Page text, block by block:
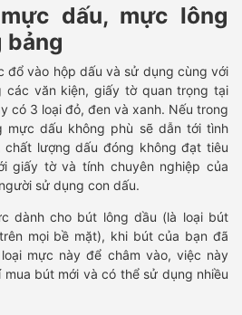
dấu, mực lông
bảng
đổ vào hộp dấu và sử dụng cùng với
các văn kiện, giấy tờ quan trọng tại
có 3 loại đỏ, đen và xanh. Nếu trong
mực dấu không phù sẽ dẫn tới tình
chất lượng dấu đóng không đạt tiêu
giấy tờ và tính chuyên nghiệp của
sử dụng con dấu.
dành cho bút lông dầu (là loại bút
mọi bề mặt), khi bút của bạn đã
mực này để châm vào, việc này
bút mới và có thể sử dụng nhiều